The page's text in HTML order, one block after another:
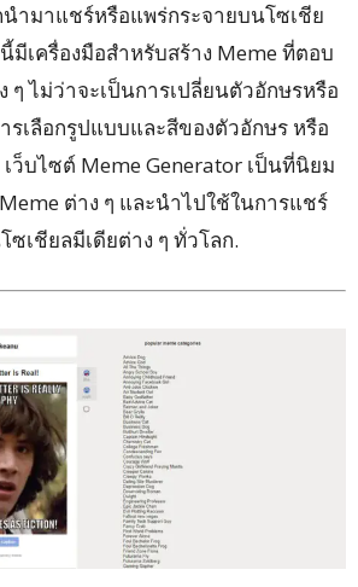
ำมาแชร์หรือแพร่กระจายบนโซเชีย
มีเครื่องมือสำหรับสร้าง Meme ที่ตอบ
ๆ ไม่ว่าจะเป็นการเปลี่ยนตัวอักษรหรือ
รเลือกรูปแบบและสีของตัวอักษร หรือ
ว็บไซต์ Meme Generator เป็นที่นิยม
ต่าง ๆ และนำไปใช้ในการแชร์
เชียลมีเดียต่าง ๆ ทั่วโลก.